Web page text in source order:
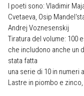
I poeti sono: Vladimir
Cvetaeva, Osip
Andrej Voznesenskij
Tiratura del volume: 100
che includono anche un
stata fatta
una serie di 10 in numeri
Lastre in piombo e